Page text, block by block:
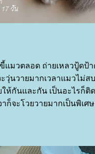
แมวตลอด ถ่ายเหลวปู้ดป้
วุ่นวายมากเวลาแมวไม่ส
ให้กันและกัน เป็นอะไรก็
ก็จะโวยวายมากเป็นพิเศษ